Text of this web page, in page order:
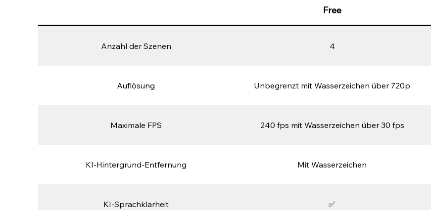
Free
Anzahl der Szenen 4
Auflösung Unbegrenzt mit Wasserzeichen über 720p
Maximale FPS 240 fps mit Wasserzeichen über 30 fps
KI-Hintergrund-Entfernung Mit Wasserzeichen
KI-Sprachklarheit ✅